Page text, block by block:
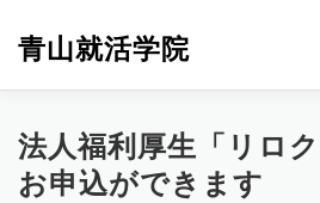
青山就活学院
法人福利厚生「リロ
お申込ができます